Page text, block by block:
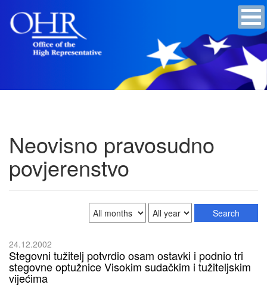
Neovisno pravosudno
povjerenstvo
24.12.2002
Stegovni tužitelj potvrdio osam ostavki i podnio tri
stegovne optužnice Visokim sudačkim i tužiteljskim
vijećima